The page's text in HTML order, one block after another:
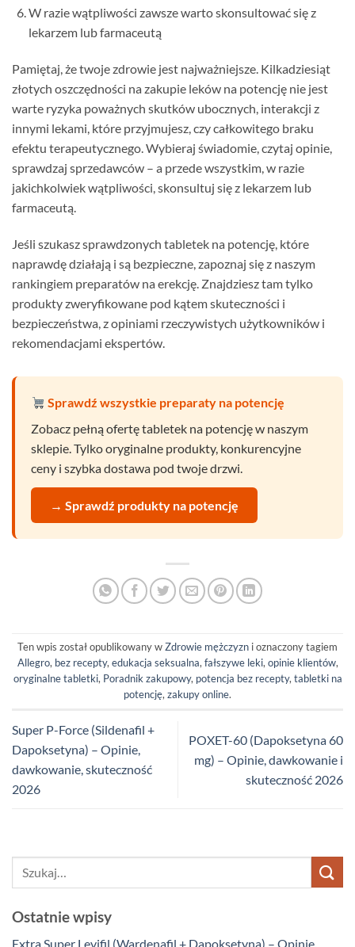
W razie wątpliwości zawsze warto skonsultować się z
lekarzem lub farmaceutą
Pamiętaj, że twoje zdrowie jest najważniejsze. Kilkadziesiąt
złotych oszczędności na zakupie leków na potencję nie jest
warte ryzyka poważnych skutków ubocznych, interakcji z
innymi lekami, które przyjmujesz, czy całkowitego braku
efektu terapeutycznego. Wybieraj świadomie, czytaj opinie,
sprawdzaj sprzedawców – a przede wszystkim, w razie
jakichkolwiek wątpliwości, skonsultuj się z lekarzem lub
farmaceutą.
Jeśli szukasz sprawdzonych tabletek na potencję, które
naprawdę działają i są bezpieczne, zapoznaj się z naszym
rankingiem preparatów na erekcję. Znajdziesz tam tylko
produkty zweryfikowane pod kątem skuteczności i
bezpieczeństwa, z opiniami rzeczywistych użytkowników i
rekomendacjami ekspertów.
Sprawdź wszystkie preparaty na potencję
Zobacz pełną ofertę tabletek na potencję w naszym
sklepie. Tylko oryginalne produkty, konkurencyjne
ceny i szybka dostawa pod twoje drzwi.
→ Sprawdź produkty na potencję
Ten wpis został opublikowany wZdrowie mężczyzn i oznaczony tagiem
Allegro, bez recepty,edukacja seksualna,fałszywe leki,opinie klientów,
oryginalne tabletki, Poradnik zakupowy, potencja bez recepty,tabletki na
potencję,zakupy online.
Super P-Force (Sildenafil +
Dapoksetyna) – Opinie,
dawkowanie, skuteczność
2026
POXET-60 (Dapoksetyna 60
mg) – Opinie, dawkowanie i
skuteczność 2026
Ostatnie wpisy
Extra Super Levifil (Wardenafil + Dapoksetyna) – Opinie,